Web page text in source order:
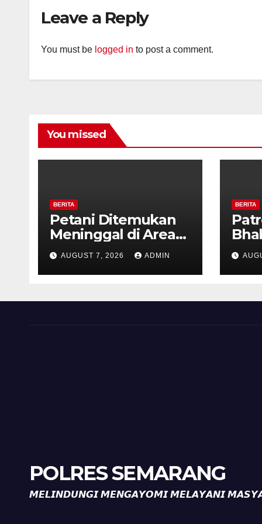
Leave a Reply
You must be logged in to post a comment.
You missed
BERITA
Petani Ditemukan
Meninggal di Area
Persawahan
Kalibeji, Polisi
Pastikan Tidak Ada
AUGUST 7, 2026 ADMIN
BERITA
dan
POLRES SEMARANG
𝙈𝙀𝙇𝙄𝙉𝘿𝙐𝙉𝙂𝙄 𝙈𝙀𝙉𝙂𝘼𝙔𝙊𝙈𝙄 𝙈𝙀𝙇𝘼𝙔𝘼𝙉𝙄